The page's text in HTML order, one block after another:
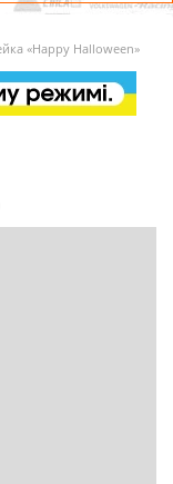
«Happy Halloween»